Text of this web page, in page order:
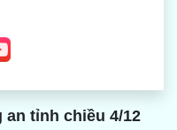
an tỉnh chiều 4/12